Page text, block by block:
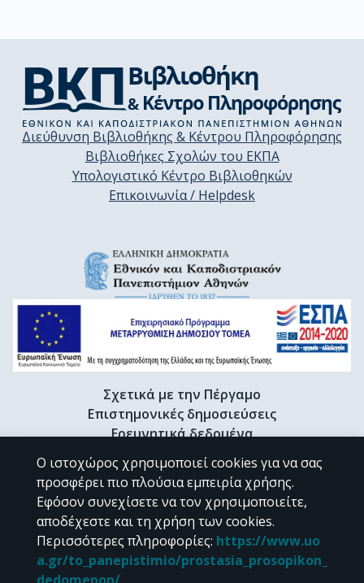
Διεύθυνση Βιβλιοθήκης & Κέντρου Πληροφόρησης
Βιβλιοθήκες Σχολών του ΕΚΠΑ
Υπολογιστικό Κέντρο Βιβλιοθηκών
Επικοινωνία / Helpdesk
Σχετικά με την Πέργαμο
Επιστημονικές δημοσιεύσεις
Ερευνητικά δεδομένα
Διδακτορικές διατριβές & Γκρίζα βιβλιογραφία
Προφίλ Ερευνητή
CC BY-NC 4.0
Εκτός αν αναφέρεται διαφορετικά, το υλικό της "Περγάμου" διατίθεται
Ο ιστοχώρος χρησιμοποιεί cookies για να σας
προσφέρει πιο πλούσια εμπειρία χρήσης.
Εφόσον συνεχίσετε να τον χρησιμοποιείτε,
αποδέχεστε και τη χρήση των cookies.
Περισσότερες πληροφορίες: https://www.uo
a.gr/to_panepistimio/prostasia_prosopikon_